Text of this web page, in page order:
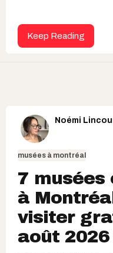
Keep Reading
Noémi
musées à montréal
7 musées
à
visiter
août 2026